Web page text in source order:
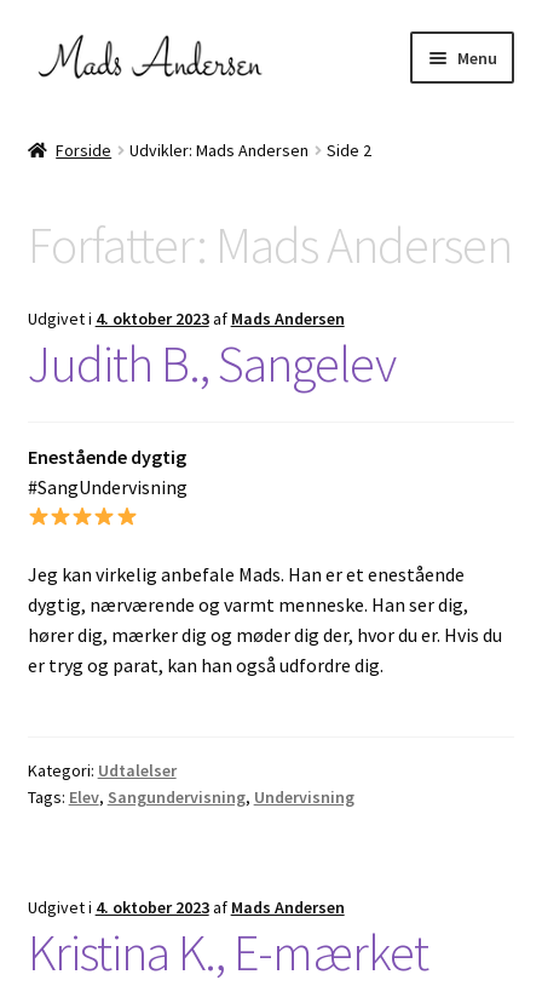
Spring
til
Spring
til
Menu
Projekter
Udfold
Om mig
Kontakt
Forside Udvikler: Mads Andersen Side 2
Forfatter: Mads Andersen
Udgivet i 4. oktober 2023af Mads Andersen
Judith B., Sangelev
Enestående dygtig
#SangUndervisning
Jeg kan virkelig anbefale Mads. Han er et enestående
dygtig, nærværende og varmt menneske. Han ser dig,
hører dig, mærker dig og møder dig der, hvor du er. Hvis du
er tryg og parat, kan han også udfordre dig.
Kategori: Udtalelser
Tags: Elev, Sangundervisning, Undervisning
Udgivet i 4. oktober 2023af Mads Andersen
Kristina K., E-mærket